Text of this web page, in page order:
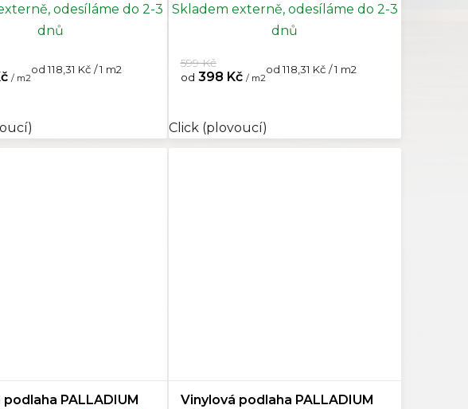
odesíláme do 2-3
dnů
/ m2
Měrná
cena:
od 118,31 Kč / 1 m2
Skladem externě, odesíláme do 2-3
dnů
od 398 Kč / m2
599 Kč
Měrná
cena:
od 118,31 Kč / 1 m2
Click (plovoucí)
PALLADIUM
Vinylová podlaha PALLADIUM